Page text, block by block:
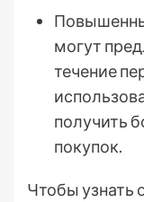
могут
течение
получить
покупок.
Чтобы узнать